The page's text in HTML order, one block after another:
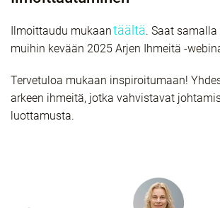
Ilmoittaudu mukaantäältä. Saat
muihin kevään 2025 Arjen Ihmeitä -
Tervetuloa mukaan inspiroitumaan!
arkeen ihmeitä, jotka vahvistavat
luottamusta.